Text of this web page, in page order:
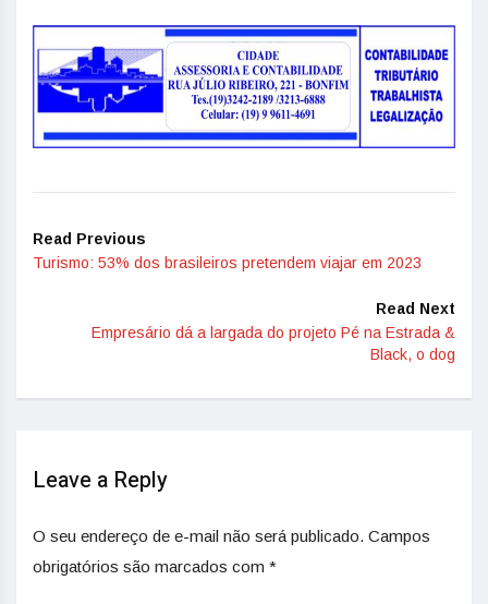
Read Previous
Turismo: 53% dos brasileiros pretendem viajar em 2023
Read Next
Empresário dá a largada do projeto Pé na Estrada &
Black, o dog
Leave a Reply
O seu endereço de e-mail não será publicado. Campos
obrigatórios são marcados com *